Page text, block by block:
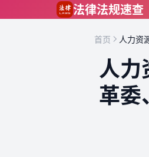
法律法规速查
首页 人力资
人力
革委